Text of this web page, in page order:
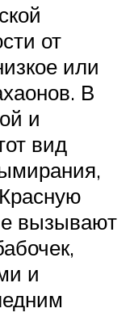
от
или
В
и
вид
вызывают
и